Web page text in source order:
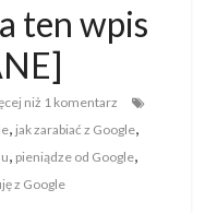
ten wpis
niż 1 komentarz
jak zarabiać z Google
pieniądze od Google
z Google